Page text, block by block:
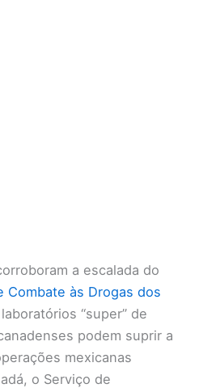
a escalada do
Combate às Drogas dos
“super” de
podem suprir a
mexicanas
o Serviço de